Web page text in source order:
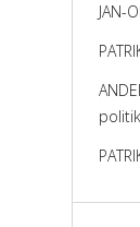
JAN-